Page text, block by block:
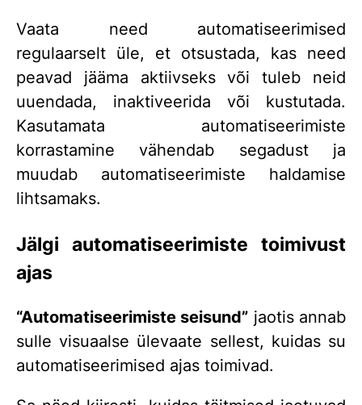
Vaata need automatiseerimised
regulaarselt üle, et otsustada, kas need
peavad jääma aktiivseks või tuleb neid
uuendada, inaktiveerida või kustutada.
Kasutamata automatiseerimiste
korrastamine vähendab segadust ja
muudab automatiseerimiste haldamise
lihtsamaks.
Jälgi automatiseerimiste toimivust
ajas
“Automatiseerimiste seisund” jaotis annab
sulle visuaalse ülevaate sellest, kuidas su
automatiseerimised ajas toimivad.